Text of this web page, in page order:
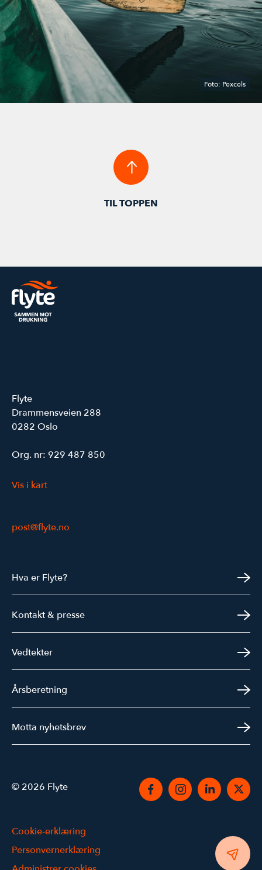
Foto: Pexcels
TIL TOPPEN
Flyte
Drammensveien 288
0282 Oslo
Org. nr: 929 487 850
Vis i kart
post@flyte.no
Hva er Flyte?
Kontakt & presse
Vedtekter
Årsberetning
Motta nyhetsbrev
© 2026 Flyte
Cookie-erklæring
Personvernerklæring